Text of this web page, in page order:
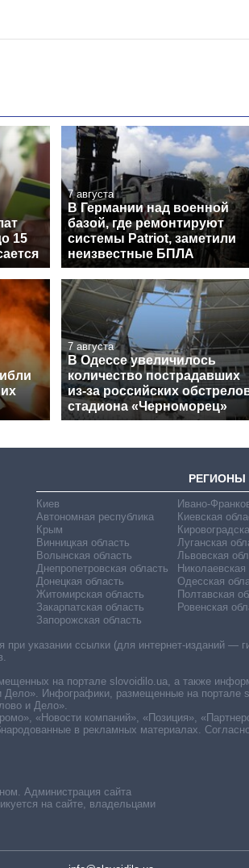
15
7 августа
В Германии над военной
базой, где ремонтируют
системы Patriot, заметили
неизвестные БПЛА
7 августа
В Одессе увеличилось
количество пострадавших
из-за российских
стадиона «Черноморец»
РЕГИОНЫ
Киев
Автономная республика
Крым
Винницкая область
Волынская область
Днепропетровская область
Донецкая область
Житомирская область
Закарпатская область
Запорожская область
Ивано-
Киевская
Луганская
Львовская
Николаевская
Одесская
Полтавская
Ровенская
Администрация сайта
на сайте, владельцами
указании ссылки (для интернет-изданий —
на портале slovoidilo.ua, а также
Инфографики, размещенные на портале
и Дело».
«Новости компаний», «Позиция»,
в рекламных материалах.